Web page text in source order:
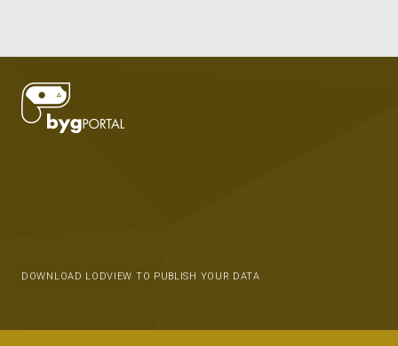
DOWNLOAD LODVIEW TO PUBLISH YOUR DATA